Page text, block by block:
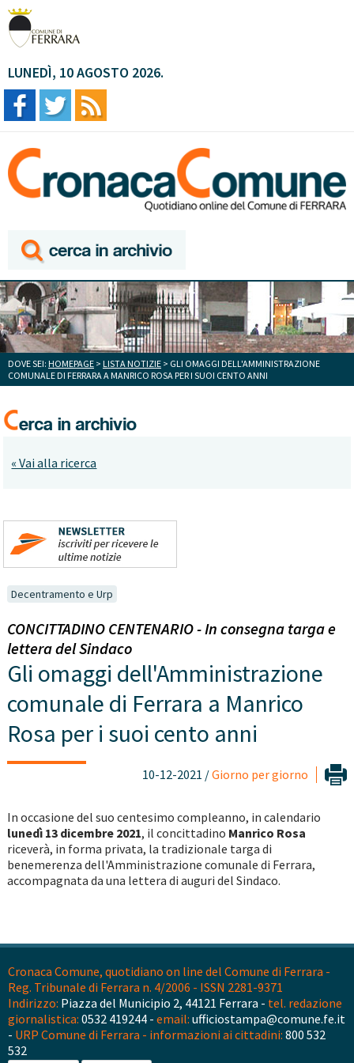
LUNEDÌ, 10 AGOSTO 2026.
DOVE SEI: HOMEPAGE > LISTA NOTIZIE > GLI OMAGGI DELL'AMMINISTRAZIONE
COMUNALE DI FERRARA A MANRICO ROSA PER I SUOI CENTO ANNI
« Vai alla ricerca
Decentramento e Urp
CONCITTADINO CENTENARIO - In consegna targa e
lettera del Sindaco
Gli omaggi dell'Amministrazione
comunale di Ferrara a Manrico
Rosa per i suoi cento anni
10-12-2021 /Giorno per giorno
In occasione del suo centesimo compleanno, in calendario
lunedì 13 dicembre 2021, il concittadino Manrico Rosa
riceverà, in forma privata, la tradizionale targa di
benemerenza dell'Amministrazione comunale di Ferrara,
accompagnata da una lettera di auguri del Sindaco.
Cronaca Comune, quotidiano on line del Comune di Ferrara -
Reg. Tribunale di Ferrara n. 4/2006 - ISSN 2281-9371
Indirizzo: Piazza del Municipio 2, 44121 Ferrara - tel. redazione
giornalistica: 0532 419244 - email: ufficiostampa@comune.fe.it
- URP Comune di Ferrara - informazioni ai cittadini: 800 532
532